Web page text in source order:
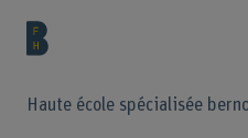
Haute école spécialisée